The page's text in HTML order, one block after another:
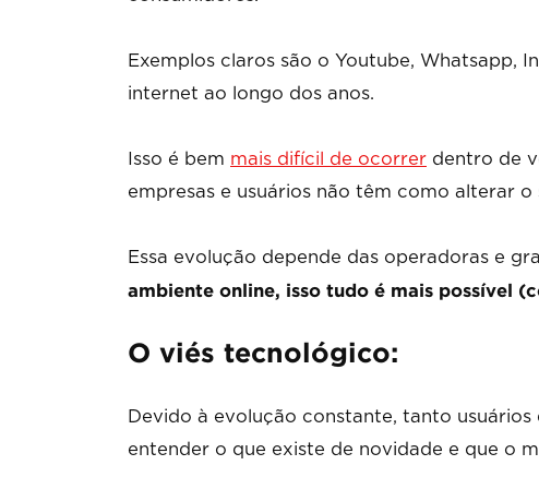
Exemplos claros são o Youtube, Whatsapp,
internet ao longo dos anos.
Isso é bem mais difícil de ocorrer dentro de
empresas e usuários não têm como alterar o
Essa evolução depende das operadoras e
ambiente online, isso tudo é mais possível
O viés tecnológico:
Devido à evolução constante, tanto
entender o que existe de novidade e que o